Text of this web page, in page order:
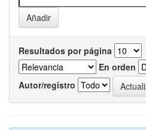
Resultados por página
En orden
Autor/registro